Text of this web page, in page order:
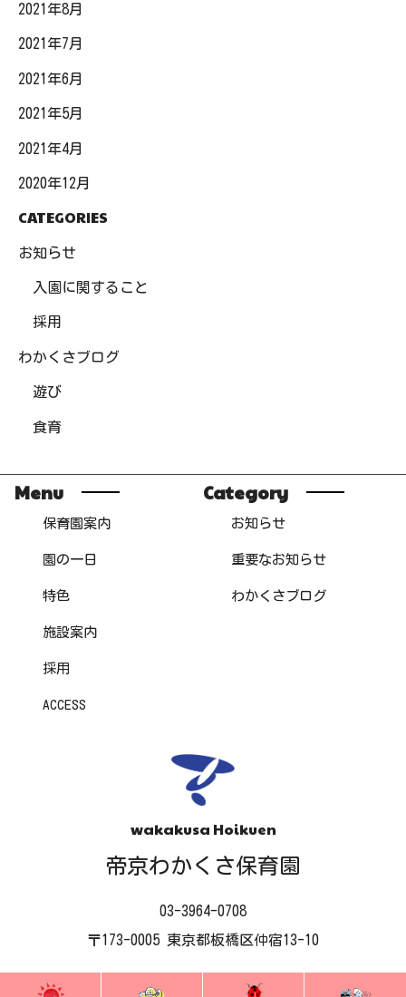
2021年8月
2021年7月
2021年6月
2021年5月
2021年4月
2020年12月
CATEGORIES
お知らせ
入園に関すること
採用
わかくさブログ
遊び
食育
Menu
保育園案内
園の一日
特色
施設案内
採用
ACCESS
Category
お知らせ
重要なお知らせ
わかくさブログ
wakakusa Hoikuen
帝京わかくさ保育園
03-3964-0708
〒173-0005 東京都板橋区仲宿13-10